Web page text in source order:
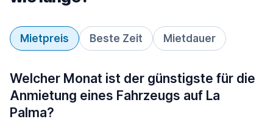
Mietpreis Beste Zeit Mietdauer
Welcher Monat ist der günstigste für die
Anmietung eines Fahrzeugs auf La
Palma?